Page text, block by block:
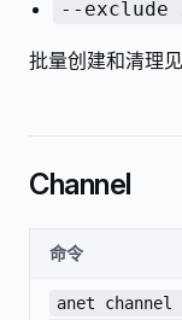
--exclude
批量创建和清理见
Channel
命令
anet channel